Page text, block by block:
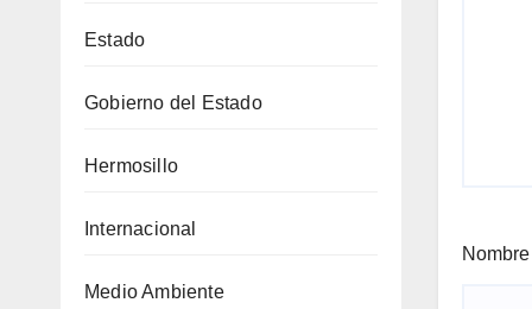
Estado
Gobierno del Estado
Hermosillo
Internacional
Medio Ambiente